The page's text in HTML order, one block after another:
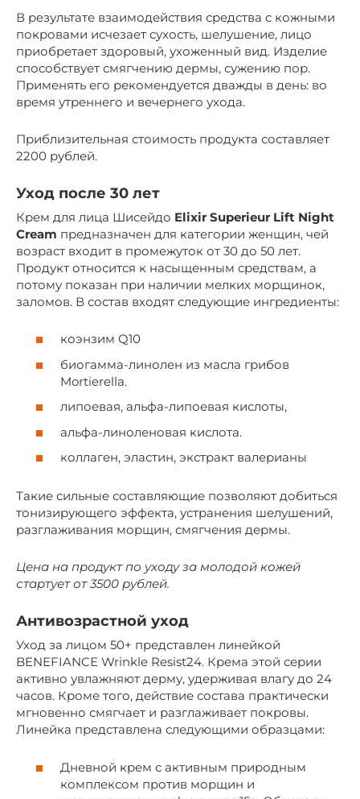
В результате взаимодействия средства с кожными
покровами исчезает сухость, шелушение, лицо
приобретает здоровый, ухоженный вид. Изделие
способствует смягчению дермы, сужению пор.
Применять его рекомендуется дважды в день: во
время утреннего и вечернего ухода.
Приблизительная стоимость продукта составляет
2200 рублей.
Уход после 30 лет
Крем для лица Шисейдо Elixir Superieur Lift Night
Cream предназначен для категории женщин, чей
возраст входит в промежуток от 30 до 50 лет.
Продукт относится к насыщенным средствам, а
потому показан при наличии мелких морщинок,
заломов. В состав входят следующие ингредиенты:
коэнзим Q10
биогамма-линолен из масла грибов
Mortierella.
липоевая, альфа-липоевая кислоты,
альфа-линоленовая кислота.
коллаген, эластин, экстракт валерианы
Такие сильные составляющие позволяют добиться
тонизирующего эффекта, устранения шелушений,
разглаживания морщин, смягчения дермы.
Цена на продукт по уходу за молодой кожей
стартует от 3500 рублей.
Антивозрастной уход
Уход за лицом 50+ представлен линейкой
BENEFIANCE Wrinkle Resist24. Крема этой серии
активно увлажняют дерму, удерживая влагу до 24
часов. Кроме того, действие состава практически
мгновенно смягчает и разглаживает покровы.
Линейка представлена следующими образцами:
Дневной крем с активным природным
комплексом против морщин и